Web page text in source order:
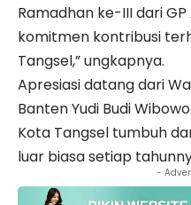
Ramadhan ke-III dari
komitmen kontribusi
Tangsel,” ungkapnya.
Apresiasi datang dari
Banten Yudi Budi
Kota Tangsel tumbuh
luar biasa setiap
-